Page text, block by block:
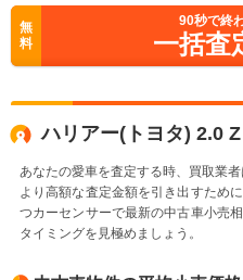
無
料
90秒で終
一括査
ハリアー(トヨタ) 2.0
あなたの愛車を査定する時、買取業
より高額な査定金額を引き出すため
つカーセンサーで最新の中古車小売
タイミングを見極めましょう。